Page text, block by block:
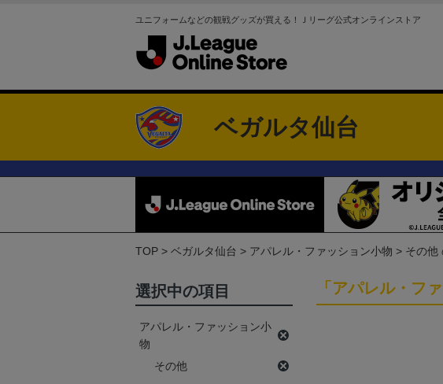
ユニフォームなどの観戦グッズが買える！Ｊリーグ公式オンラインストア
ベガルタ仙台
TOP ベガルタ仙台 アパレル・ファッション小物 その他
「アパレル・フ
選択中の項目
アパレル・ファッション小
物
その他